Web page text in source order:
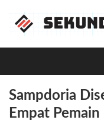
Sampdoria
Empat